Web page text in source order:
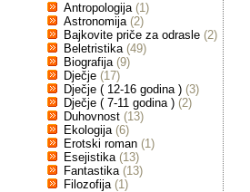
Antropologija (1)
Astronomija (2)
Bajkovite priče za odrasle (2)
Beletristika (49)
Biografija (9)
Dječje (17)
Dječje ( 12-16 godina ) (3)
Dječje ( 7-11 godina ) (2)
Duhovnost (13)
Ekologija (6)
Erotski roman (1)
Esejistika (13)
Fantastika (13)
Filozofija (1)